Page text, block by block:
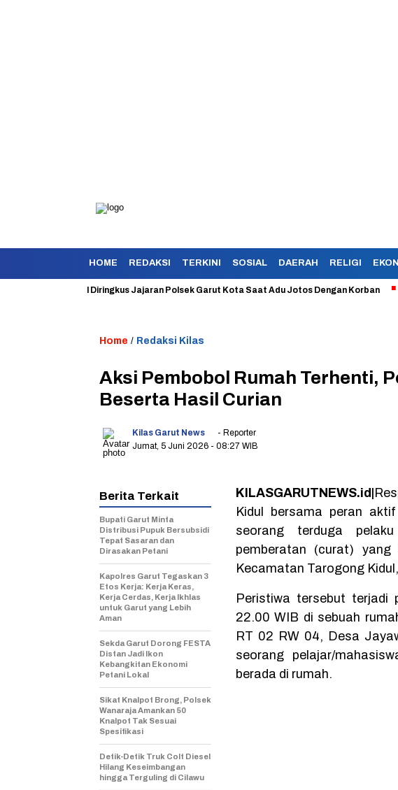
HOME REDAKSI TERKINI SOSIAL DAERAH RELIGI
Berhasil Diringkus Jajaran Polsek Garut Kota Saat Adu Jotos Dengan Korban
Home / Redaksi Kilas
Aksi Pembobol Rumah Terhenti,
Beserta Hasil Curian
Kilas Garut News
- Reporter
Jumat, 5 Juni 2026 - 08:27 WIB
KILASGARUTNEWS.id|
Kidul bersama peran
seorang terduga
pemberatan (curat)
Kecamatan Tarogong
Peristiwa tersebut terjadi
22.00 WIB di sebuah
RT 02 RW 04, Desa
seorang pelajar/
berada di rumah.
Berita Terkait
Bupati Garut Minta
Distribusi Pupuk Bersubsidi
Tepat Sasaran dan
Dirasakan Petani
Kapolres Garut Tegaskan 3
Etos Kerja: Kerja Keras,
Kerja Cerdas, Kerja Ikhlas
untuk Garut yang Lebih
Aman
Sekda Garut Dorong FESTA
Distan Jadi Ikon
Kebangkitan Ekonomi
Petani Lokal
Sikat Knalpot Brong, Polsek
Wanaraja Amankan 50
Knalpot Tak Sesuai
Spesifikasi
Detik-Detik Truk Colt Diesel
Hilang Keseimbangan
hingga Terguling di Cilawu